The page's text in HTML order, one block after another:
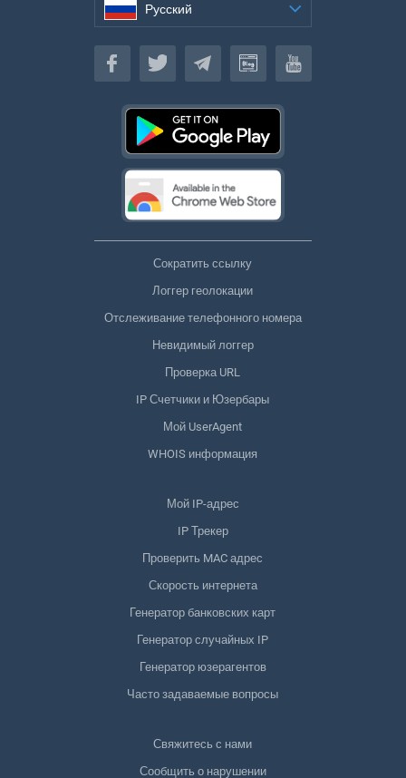
Русский
Русский
Сократить ссылку
Логгер геолокации
Отслеживание телефонного номера
Невидимый логгер
Проверка URL
IP Счетчики и Юзербары
Мой UserAgent
WHOIS информация
Мой IP-адрес
IP Трекер
Проверить MAC адрес
Скорость интернета
Генератор банковских карт
Генератор случайных IP
Генератор юзерагентов
Часто задаваемые вопросы
Свяжитесь с нами
Сообщить о нарушении